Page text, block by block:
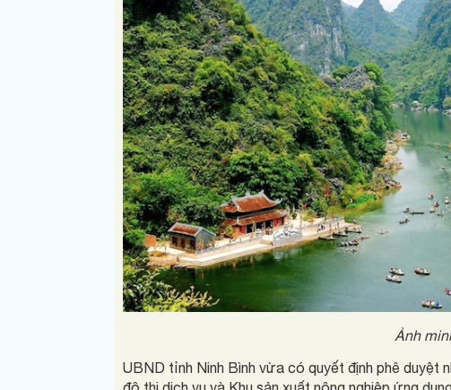
Ảnh
UBND tỉnh Ninh Bình vừa có quyết định phê duyệt